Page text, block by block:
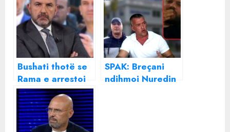
Bushati thotë se
Rama e arrestoi
vetë Veliajn dhe
shtron
argumentet
SPAK: Breçani
ndihmoi Nuredin